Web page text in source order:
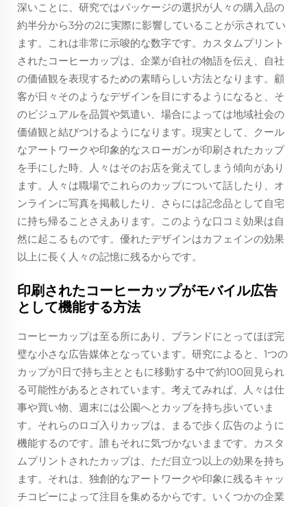
深いことに、研究ではパッケージの選択が人々の購入品の
約半分から3分の2に実際に影響していることが示されてい
ます。これは非常に示唆的な数字です。カスタムプリント
されたコーヒーカップは、企業が自社の物語を伝え、自社
の価値観を表現するための素晴らしい方法となります。顧
客が日々そのようなデザインを目にするようになると、そ
のビジュアルを品質や気遣い、場合によっては地域社会の
価値観と結びつけるようになります。現実として、クール
なアートワークや印象的なスローガンが印刷されたカップ
を手にした時、人々はそのお店を覚えてしまう傾向があり
ます。人々は職場でこれらのカップについて話したり、オ
ンラインに写真を掲載したり、さらには記念品として自宅
に持ち帰ることさえあります。このような口コミ効果は自
然に起こるものです。優れたデザインはカフェインの効果
以上に長く人々の記憶に残るからです。
印刷されたコーヒーカップがモバイル広告
として機能する方法
コーヒーカップは至る所にあり、ブランドにとってほぼ完
璧な小さな広告媒体となっています。研究によると、1つの
カップが1日で持ち主とともに移動する中で約100回見られ
る可能性があるとされています。考えてみれば、人々は仕
事や買い物、週末には公園へとカップを持ち歩いていま
す。それらのロゴ入りカップは、まるで歩く広告のように
機能するのです。誰もそれに気づかないままです。カスタ
ムプリントされたカップは、ただ目立つ以上の効果を持ち
ます。それは、独創的なアートワークや印象に残るキャッ
チコピーによって注目を集めるからです。いくつかの企業